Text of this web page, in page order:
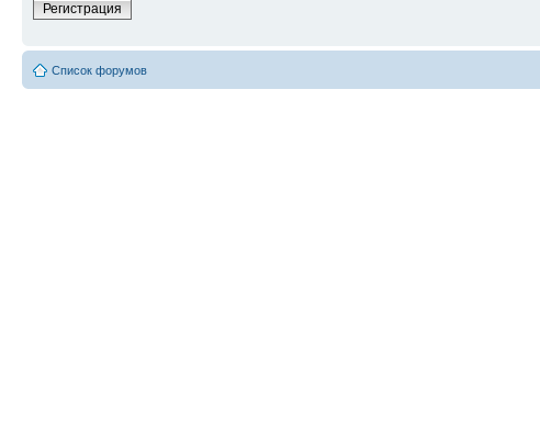
Регистрация
Список форумов